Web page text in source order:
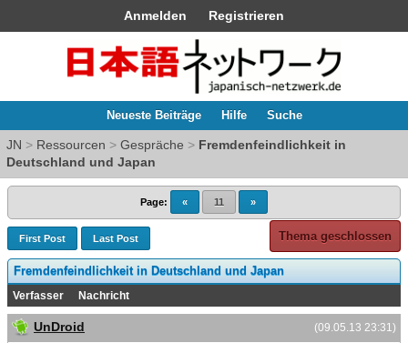
Anmelden Registrieren
Neueste Beiträge Hilfe Suche
JN > Ressourcen > Gespräche > Fremdenfeindlichkeit in
Deutschland und Japan
Page: « 11 »
First Post Last Post Thema geschlossen
Fremdenfeindlichkeit in Deutschland und Japan
Verfasser Nachricht
(09.05.13 23:31)
UnDroid